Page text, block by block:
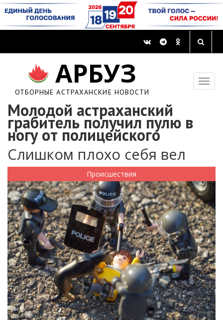
АРБУЗ
ОТБОРНЫЕ АСТРАХАНСКИЕ НОВОСТИ
Молодой астраханский
грабитель получил пулю в
ногу от полицейского
Слишком плохо себя вел
Происшествия